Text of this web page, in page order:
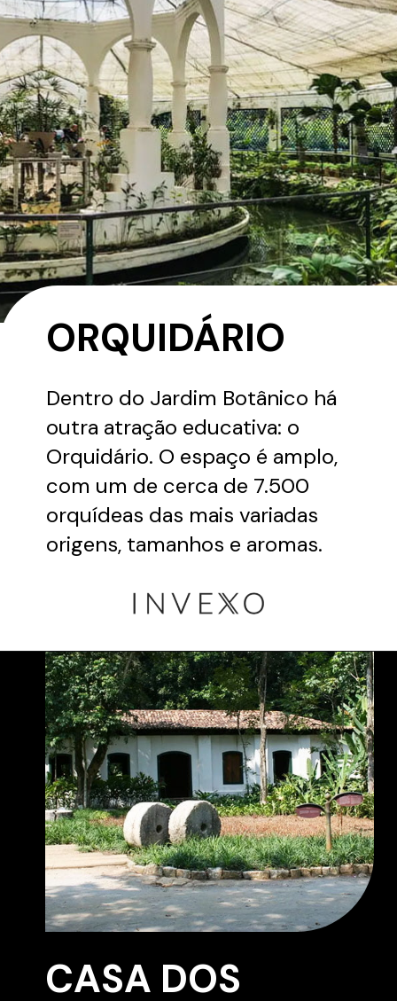
ORQUIDÁRIO
Dentro do Jardim Botânico há
outra atração educativa: o
Orquidário. O espaço é amplo,
com um de cerca de 7.500
orquídeas das mais variadas
origens, tamanhos e aromas.
CASA DOS